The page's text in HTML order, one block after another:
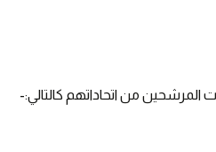
المرشحين من اتحاداتهم كالتالي:-